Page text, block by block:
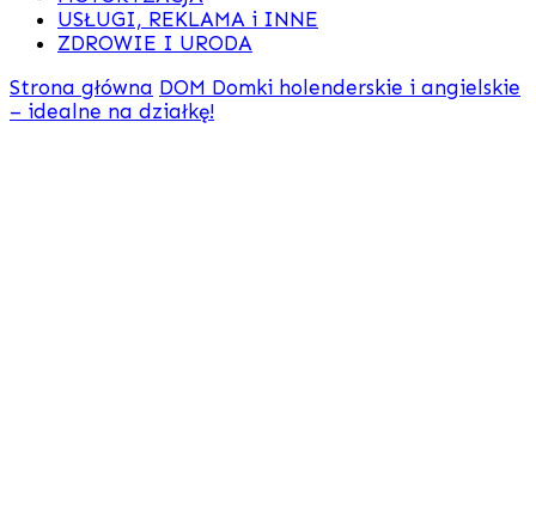
USŁUGI, REKLAMA i INNE
ZDROWIE I URODA
Strona główna DOM Domki holenderskie i angielskie
– idealne na działkę!